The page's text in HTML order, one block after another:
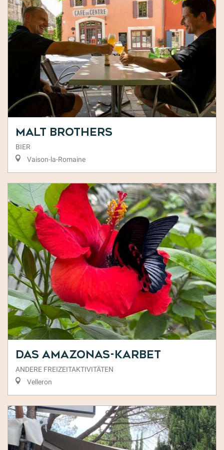
Malt Brothers
BIER
Vaison-la-Romaine
Das Amazonas-Karbet
ANDERE FREIZEITAKTIVITÄTEN
Velleron